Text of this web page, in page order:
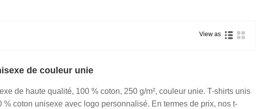
View as
de couleur unie
de haute qualité, 100 % coton, 250 g/m², couleur unie. T-shirts unis
% coton unisexe avec logo personnalisé. En termes de prix, nos t-